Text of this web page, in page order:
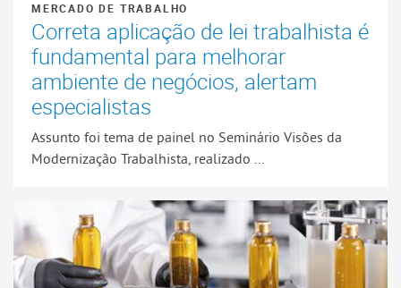
MERCADO DE TRABALHO
Correta aplicação de lei trabalhista é
fundamental para melhorar
ambiente de negócios, alertam
especialistas
Assunto foi tema de painel no Seminário Visões da
Modernização Trabalhista, realizado ...